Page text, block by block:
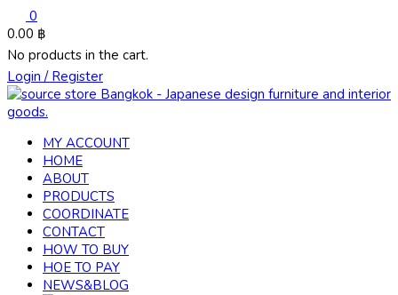
0
0.00 ฿
No products in the cart.
Login / Register
MY ACCOUNT
HOME
ABOUT
PRODUCTS
COORDINATE
CONTACT
HOW TO BUY
HOE TO PAY
NEWS&BLOG